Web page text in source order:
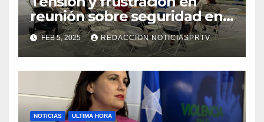
reunión sobre seguridad en
Reparto Metropolitano
FEB 5, 2025 REDACCION NOTICIASPRTV
NOTICIAS ULTIMA HORA